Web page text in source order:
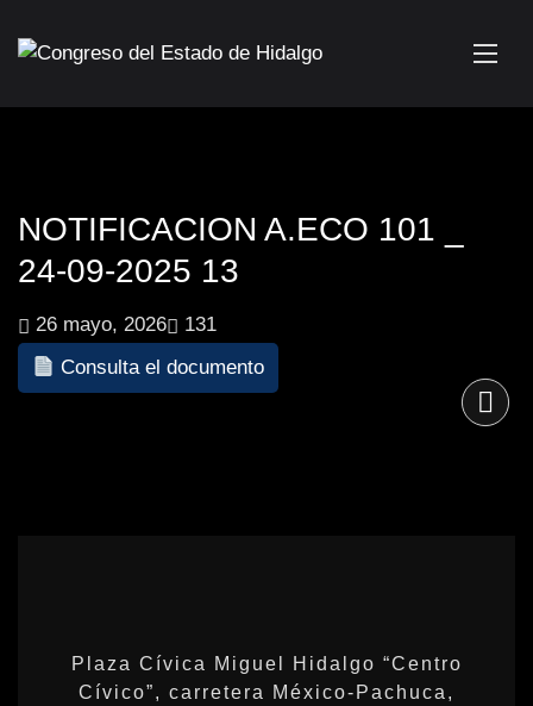
NOTIFICACION A.ECO 101 _
24-09-2025 13
26 mayo, 2026
131
Consulta el documento
Plaza Cívica Miguel Hidalgo “Centro
Cívico”, carretera México-Pachuca,